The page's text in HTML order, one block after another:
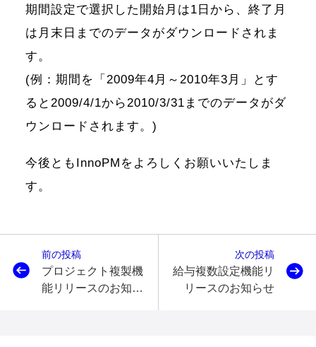
期間設定で選択した開始月は1日から、終了月
は月末日までのデータがダウンロードされま
す。
(例：期間を「2009年4月～2010年3月」とす
ると2009/4/1から2010/3/31までのデータがダ
ウンロードされます。)
今後ともInnoPMをよろしくお願いいたしま
す。
前の投稿
プロジェクト複製機
能リリースのお知ら
次の投稿
給与複数設定機能リ
リースのお知らせ